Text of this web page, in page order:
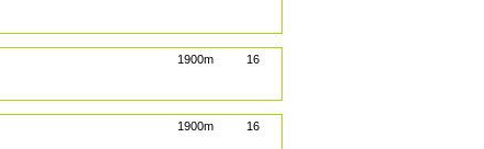
1900m 16
1900m 16